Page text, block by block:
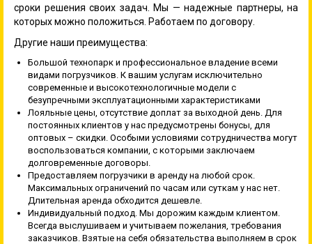
сроки решения своих задач. Мы — надежные партнеры, на
которых можно положиться. Работаем по договору.
Другие наши преимущества:
Большой технопарк и профессиональное владение всеми
видами погрузчиков. К вашим услугам исключительно
современные и высокотехнологичные модели с
безупречными эксплуатационными характеристиками
Лояльные цены, отсутствие доплат за выходной день. Для
постоянных клиентов у нас предусмотрены бонусы, для
оптовых – скидки. Особыми условиями сотрудничества могут
воспользоваться компании, с которыми заключаем
долговременные договоры.
Предоставляем погрузчики в аренду на любой срок.
Максимальных ограничений по часам или суткам у нас нет.
Длительная аренда обходится дешевле.
Индивидуальный подход. Мы дорожим каждым клиентом.
Всегда выслушиваем и учитываем пожелания, требования
заказчиков. Взятые на себя обязательства выполняем в срок